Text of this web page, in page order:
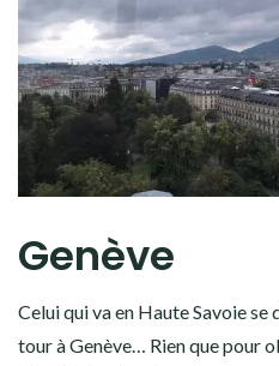
Genève
Celui qui va en Haute Savoie se
tour à Genève… Rien que pour